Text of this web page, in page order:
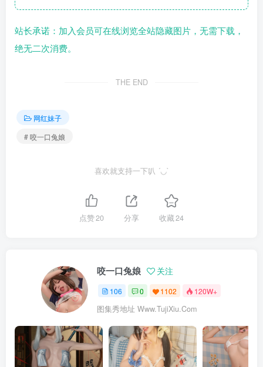
站长承诺：加入会员可在线浏览全站隐藏图片，无需下载，
绝无二次消费。
THE END
网红妹子
# 咬一口兔娘
喜欢就支持一下叭 ´◡`
点赞20 分享 收藏24
咬一口兔娘 关注
106 0 1102 120W+
图集秀地址 Www.TujiXiu.Com